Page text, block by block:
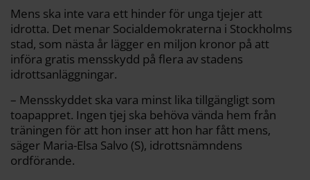
k k
Mens ska inte vara ett hinder för unga tjejer att
idrotta. Det menar Socialdemokraterna i Stockholms
stad, som nästa år lägger en miljon kronor på att
införa gratis mensskydd på flera av stadens
idrottsanläggningar.
– Mensskyddet ska vara minst lika tillgängligt som
toapappret. Ingen tjej ska behöva vända hem från
träningen för att hon inser att hon har fått mens,
säger Maria-Elsa Salvo (S), idrottsnämndens
ordförande.